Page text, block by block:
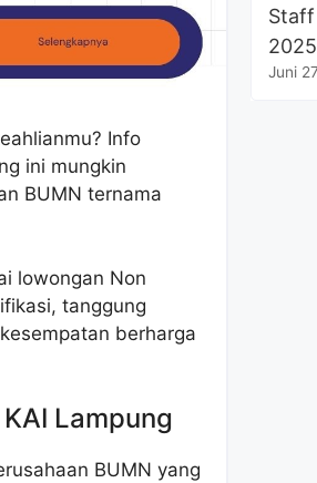
Info
ini mungkin
BUMN ternama
lowongan Non
tanggung
berharga
Lampung
BUMN yang
Staff
Juni